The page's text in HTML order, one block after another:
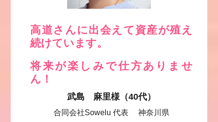
高道さんに出会えて資産が殖え
続けています。
将来が楽しみで仕方ありませ
ん！
武島 麻里様（40代）
合同会社Sowelu 代表 神奈川県